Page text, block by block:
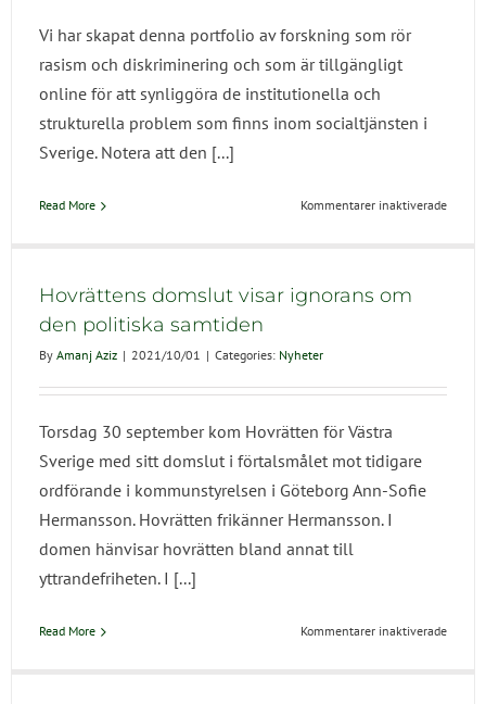
Vi har skapat denna portfolio av forskning som rör
rasism och diskriminering och som är tillgängligt
online för att synliggöra de institutionella och
strukturella problem som finns inom socialtjänsten i
Sverige. Notera att den [...]
Read More Kommentarer inaktiveradeför
Hovrättens domslut visar ignorans om
den politiska samtiden
By Amanj Aziz | 2021/10/01 | Categories: Nyheter
Torsdag 30 september kom Hovrätten för Västra
Sverige med sitt domslut i förtalsmålet mot tidigare
ordförande i kommunstyrelsen i Göteborg Ann-Sofie
Hermansson. Hovrätten frikänner Hermansson. I
domen hänvisar hovrätten bland annat till
yttrandefriheten. I [...]
Read More Kommentarer inaktiveradeför